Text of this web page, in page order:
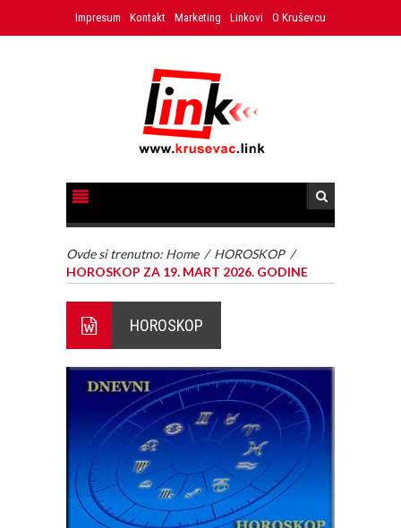
Impresum Kontakt Marketing Linkovi O Kruševcu
Ovde si trenutno: Home / HOROSKOP /
HOROSKOP ZA 19. MART 2026. GODINE
HOROSKOP